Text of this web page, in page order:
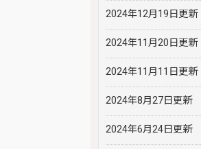
2024年12月19日更新
2024年11月20日更新
2024年11月11日更新
2024年8月27日更新
2024年6月24日更新